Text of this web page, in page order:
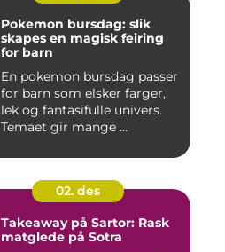
Pokemon bursdag: slik
skapes en magisk feiring
for barn
En pokemon bursdag passer
for barn som elsker farger,
lek og fantasifulle univers.
Temaet gir mange ...
02. des
Takeaway på Sartor: Rask
matglede på Sotra